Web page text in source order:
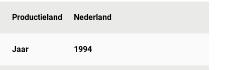
Productieland Nederland
Jaar 1994